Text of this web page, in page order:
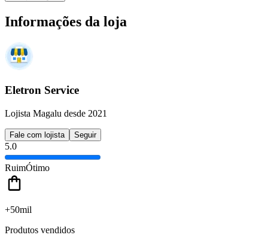
Informações da loja
Eletron Service
Lojista Magalu desde 2021
Fale com lojista Seguir
5.0
RuimÓtimo
+50mil
Produtos vendidos